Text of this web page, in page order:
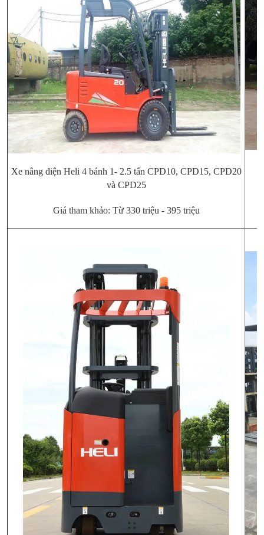
Xe nâng điện Heli 4 bánh 1- 2.5 tấn CPD10, CPD15, CPD20
và CPD25
Giá tham khảo: Từ 330 triệu - 395 triệu